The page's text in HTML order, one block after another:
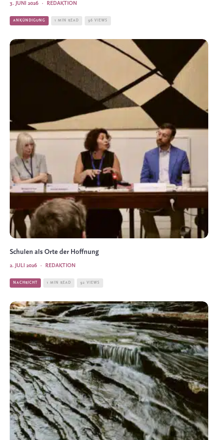
REDAKTION
·
3. JUNI 2026
ANKÜNDIGUNG 1 MIN READ 96 VIEWS
Schulen als Orte der Hoffnung
REDAKTION
·
2. JULI 2026
NACHRICHT 1 MIN READ 92 VIEWS